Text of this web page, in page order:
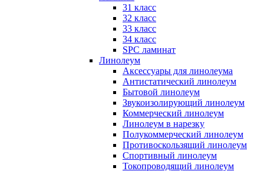
31 класс
32 класс
33 класс
34 класс
SPC ламинат
Линолеум
Аксессуары для линолеума
Антистатический линолеум
Бытовой линолеум
Звукоизолирующий линолеум
Коммерческий линолеум
Линолеум в нарезку
Полукоммерческий линолеум
Противоскользящий линолеум
Спортивный линолеум
Токопроводящий линолеум